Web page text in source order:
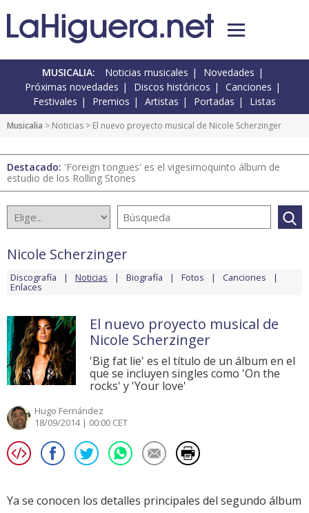
MUSICALIA: Noticias musicales
Novedades
Próximas novedades
Discos históricos
Canciones
Festivales
Premios Artistas Portadas Listas
Musicalia > Noticias > El nuevo proyecto musical de Nicole Scherzinger
Destacado: 'Foreign tongues' es el vigesimoquinto álbum de
estudio de los Rolling Stones
Nicole Scherzinger
Discografía Noticias Biografía Fotos Canciones
Enlaces
El nuevo proyecto musical de
Nicole Scherzinger
'Big fat lie' es el título de un álbum en el
que se incluyen singles como 'On the
rocks' y 'Your love'
Hugo Fernández
18/09/2014 | 00:00 CET
Ya se conocen los detalles principales del segundo álbum